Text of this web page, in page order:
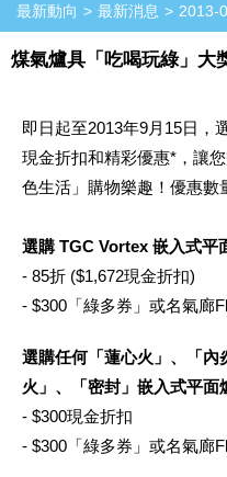
最新動向 最新消息 2013-
煤氣爐具「吃喝玩綠」大
即日起至2013年9月15日，
現金折扣和精彩優惠*，讓
色生活」購物樂趣！優惠數
選購 TGC Vortex 嵌入式平
- 85折 ($1,672現金折扣)
- $300「綠多券」或名氣廊
選購任何「蓮心火」、「內
火」、「密封」嵌入式平面
- $300現金折扣
- $300「綠多券」或名氣廊